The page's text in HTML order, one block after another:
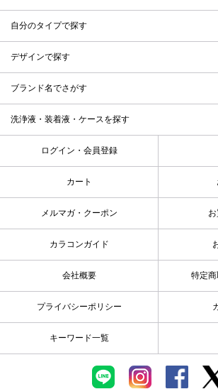
自分のタイプで探す
デザインで探す
ブランド名でさがす
洗浄液・装着液・ケースを探す
ログイン・会員登録
カート
メルマガ・クーポン
カラコンガイド
会社概要 特定
プライバシーポリシー
キーワード一覧